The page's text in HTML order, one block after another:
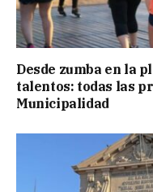
Desde zumba en la
talentos: todas las
Municipalidad